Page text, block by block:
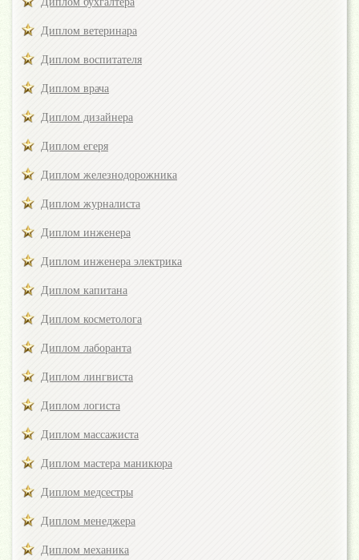
Диплом ветеринара
Диплом воспитателя
Диплом врача
Диплом дизайнера
Диплом егеря
Диплом железнодорожника
Диплом журналиста
Диплом инженера
Диплом инженера электрика
Диплом капитана
Диплом косметолога
Диплом лаборанта
Диплом лингвиста
Диплом логиста
Диплом массажиста
Диплом мастера маникюра
Диплом медсестры
Диплом менеджера
Диплом механика